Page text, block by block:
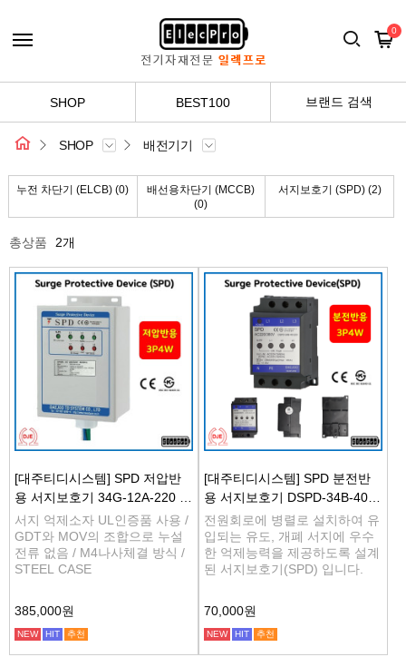
0
SHOP BEST100 브랜드 검색
SHOP 배전기기
누전 차단기 (ELCB) (0)
배선용차단기 (MCCB)
(0)
서지보호기 (SPD) (2)
총상품 2개
[대주티디시스템] SPD 저압반
용 서지보호기 34G-12A-220 3
P4W
서지 억제소자 UL인증품 사용 /
GDT와 MOV의 조합으로 누설
전류 없음 / M4나사체결 방식 /
STEEL CASE
385,000원
NEW HIT 추천
[대주티디시스템] SPD 분전반
용 서지보호기 DSPD-34B-40-2
20
전원회로에 병렬로 설치하여 유
입되는 유도, 개폐 서지에 우수
한 억제능력을 제공하도록 설계
된 서지보호기(SPD) 입니다.
70,000원
NEW HIT 추천